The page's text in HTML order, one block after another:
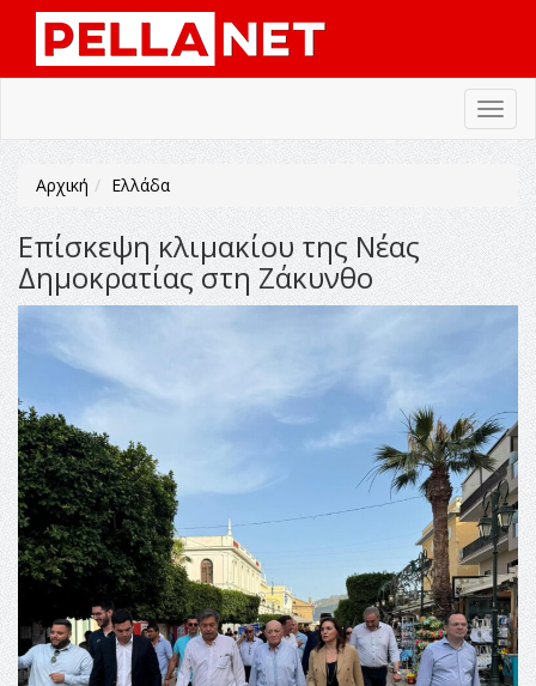
Αρχική Ελλάδα
Επίσκεψη κλιμακίου της Νέας
Δημοκρατίας στη Ζάκυνθο